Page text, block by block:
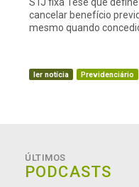
cancelar benefício
mesmo quando
ler notícia Previdenciário
ÚLTIMOS
PODCASTS